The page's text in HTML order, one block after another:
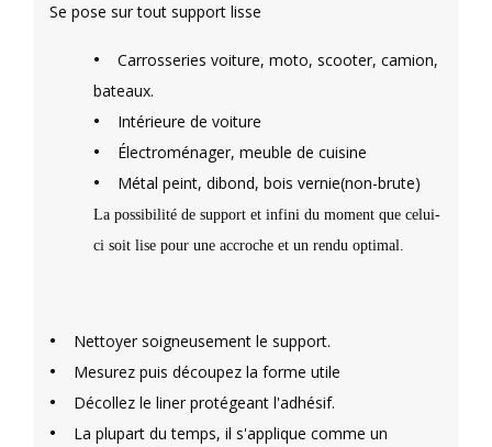
Se pose sur tout support lisse
• Carrosseries voiture, moto, scooter, camion,
bateaux.
• Intérieure de voiture
• Électroménager, meuble de cuisine
• Métal peint, dibond, bois vernie(non-brute)
La possibilité de support et infini du moment que celui-
ci soit lise pour une accroche et un rendu optimal.
• Nettoyer soigneusement le support.
• Mesurez puis découpez la forme utile
• Décollez le liner protégeant l'adhésif.
•
La plupart du temps, il s'applique comme un